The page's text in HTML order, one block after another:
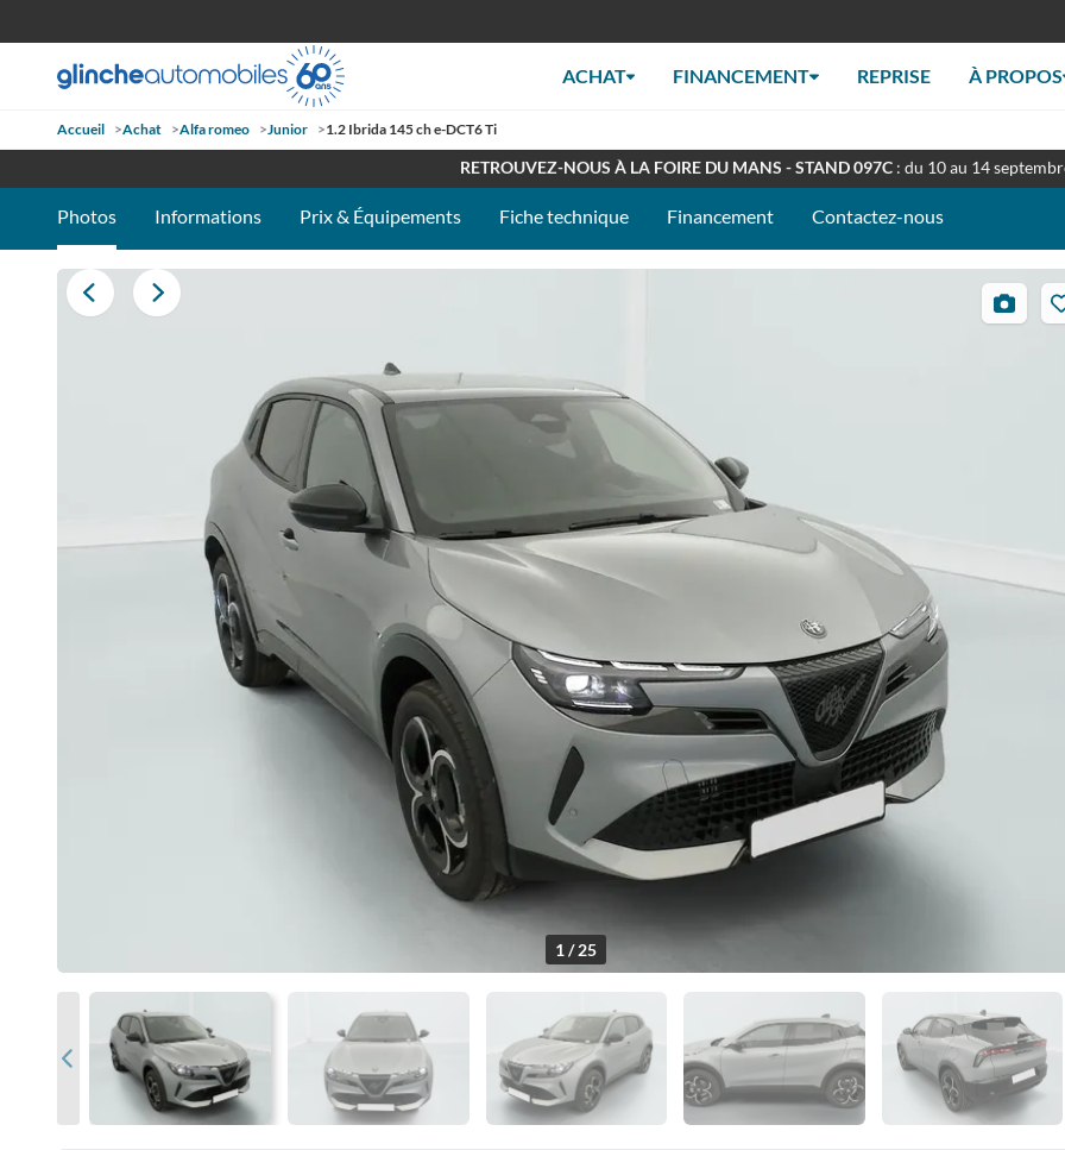
ACHAT FINANCEMENT REPRISE À PROPOS
Accueil >Achat >Alfa romeo >Junior >1.2 Ibrida 145 ch e-DCT6 Ti
RETROUVEZ-NOUS À LA FOIRE DU MANS - STAND 097C : du 10 au 14
OUVERT TOUT L'ÉTÉ
Photos Informations Prix & Équipements Fiche technique Financement Contactez-nous
25
photos
1 / 25